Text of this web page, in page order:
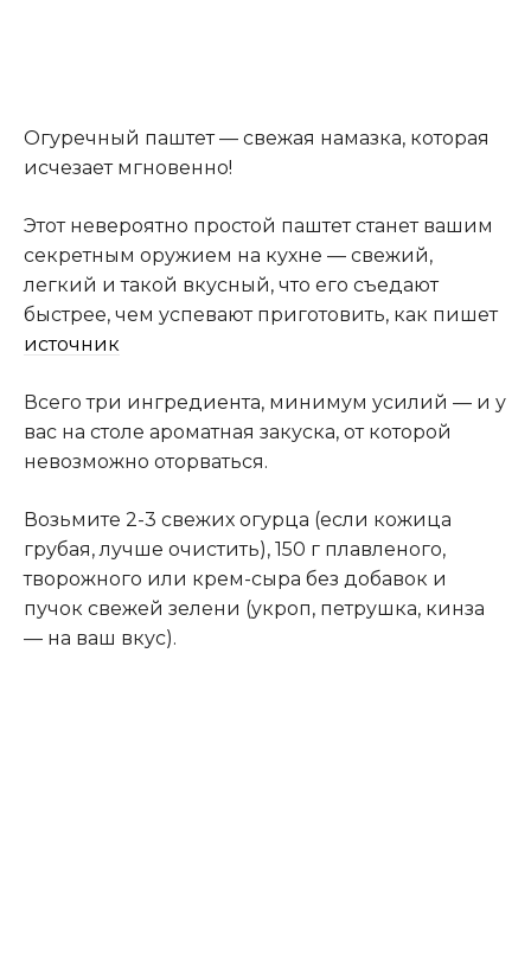
Огуречный паштет — свежая намазка, которая
исчезает мгновенно!
Этот невероятно простой паштет станет вашим
секретным оружием на кухне — свежий,
легкий и такой вкусный, что его съедают
быстрее, чем успевают приготовить, как пишет
источник
Всего три ингредиента, минимум усилий — и у
вас на столе ароматная закуска, от которой
невозможно оторваться.
Возьмите 2-3 свежих огурца (если кожица
грубая, лучше очистить), 150 г плавленого,
творожного или крем-сыра без добавок и
пучок свежей зелени (укроп, петрушка, кинза
— на ваш вкус).